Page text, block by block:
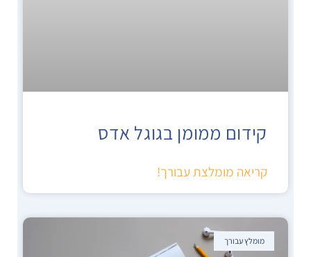
קידום ממומן בגוגל אדס
קריאה מומלצת עבורך!
מומלץ עבורך